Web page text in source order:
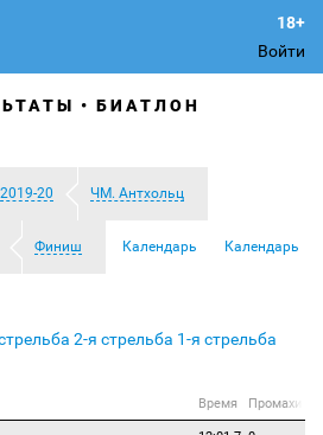
Войти
БИАТЛОН
2019-20 ЧМ. Антхольц
Финиш Календарь Календарь
2-я стрельба 1-я стрельба
Время Промахи